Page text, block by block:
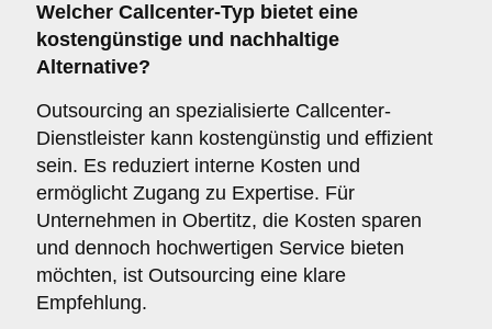
Welcher Callcenter-Typ bietet eine
kostengünstige und nachhaltige
Alternative?
Outsourcing an spezialisierte Callcenter-
Dienstleister kann kostengünstig und effizient
sein. Es reduziert interne Kosten und
ermöglicht Zugang zu Expertise. Für
Unternehmen in Obertitz, die Kosten sparen
und dennoch hochwertigen Service bieten
möchten, ist Outsourcing eine klare
Empfehlung.